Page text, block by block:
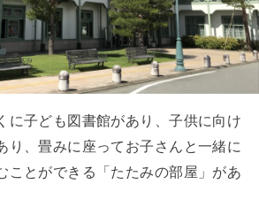
に子ども図書館があり、子供に向け
り、畳みに座ってお子さんと一緒に
ことができる「たたみの部屋」があ